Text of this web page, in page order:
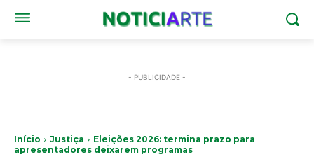
- PUBLICIDADE -
Início Justiça
Eleições 2026: termina prazo para
apresentadores deixarem programas